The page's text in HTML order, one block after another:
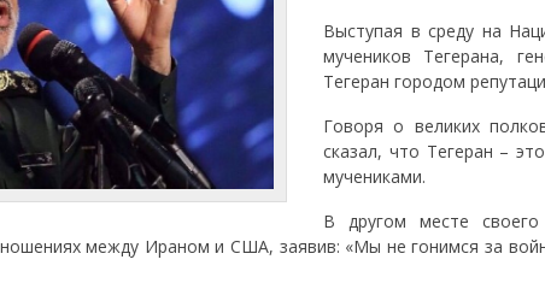
Выступая в среду на
мучеников Тегерана,
Тегеран городом
Говоря о великих
сказал, что Тегеран –
мучениками.
В другом месте
между Ираном и США, заявив: «Мы не гонимся за